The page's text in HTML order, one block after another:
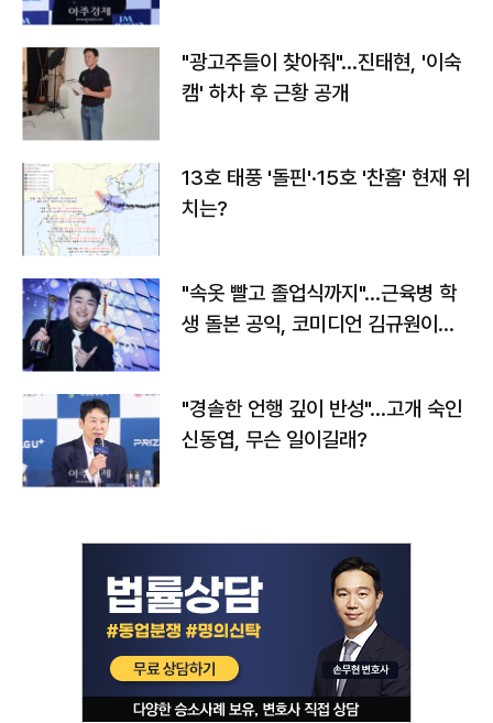
"광고주들이 찾아줘"…진태현, '이숙
캠' 하차 후 근황 공개
13호 태풍 '돌핀'·15호 '찬홈' 현재 위
치는?
"속옷 빨고 졸업식까지"…근육병 학
생 돌본 공익, 코미디언 김규원이었
"경솔한 언행 깊이 반성"…고개 숙인
신동엽, 무슨 일이길래?